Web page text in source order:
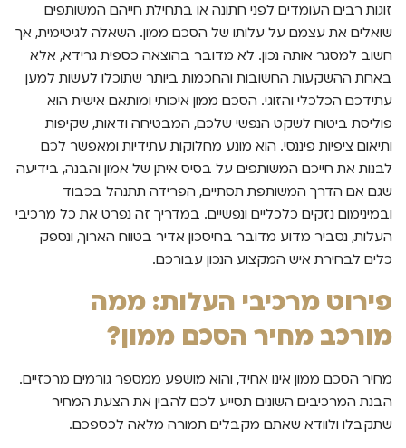
זוגות רבים העומדים לפני חתונה או בתחילת חייהם המשותפים
שואלים את עצמם על עלותו של הסכם ממון. השאלה לגיטימית, אך
חשוב למסגר אותה נכון. לא מדובר בהוצאה כספית גרידא, אלא
באחת ההשקעות החשובות והחכמות ביותר שתוכלו לעשות למען
עתידכם הכלכלי והזוגי. הסכם ממון איכותי ומותאם אישית הוא
פוליסת ביטוח לשקט הנפשי שלכם, המבטיחה ודאות, שקיפות
ותיאום ציפיות פיננסי. הוא מונע מחלוקות עתידיות ומאפשר לכם
לבנות את חייכם המשותפים על בסיס איתן של אמון והבנה, בידיעה
שגם אם הדרך המשותפת תסתיים, הפרידה תתנהל בכבוד
ובמינימום נזקים כלכליים ונפשיים. במדריך זה נפרט את כל מרכיבי
העלות, נסביר מדוע מדובר בחיסכון אדיר בטווח הארוך, ונספק
כלים לבחירת איש המקצוע הנכון עבורכם.
פירוט מרכיבי העלות: ממה
מורכב מחיר הסכם ממון?
מחיר הסכם ממון אינו אחיד, והוא מושפע ממספר גורמים מרכזיים.
הבנת המרכיבים השונים תסייע לכם להבין את הצעת המחיר
שתקבלו ולוודא שאתם מקבלים תמורה מלאה לכספכם.